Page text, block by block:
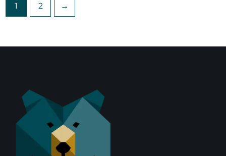
1 2 →